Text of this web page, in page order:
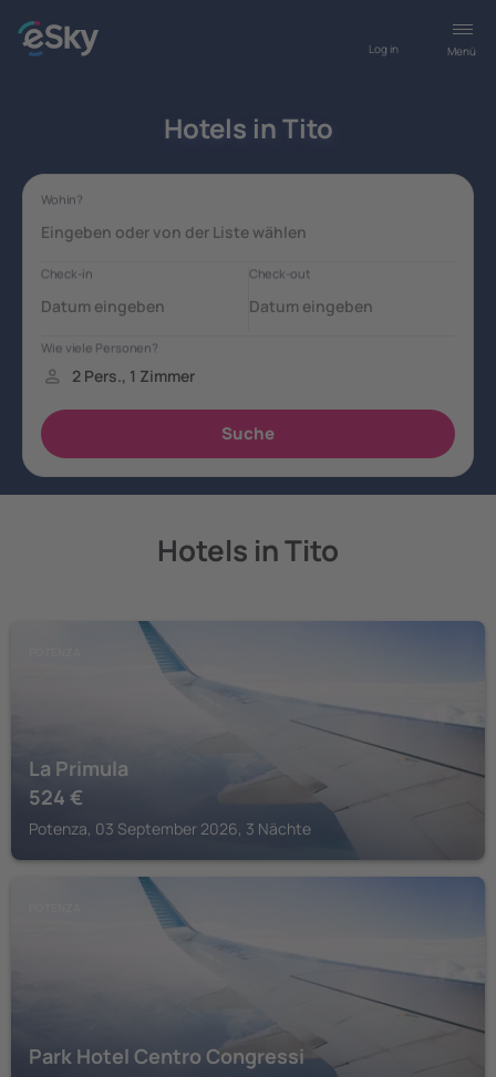
Menü
Log in
Hotels in Tito
Hotels in Tito
La Primula
524 €
Potenza, 03 September 2026, 3 Nächte
Park Hotel Centro Congressi